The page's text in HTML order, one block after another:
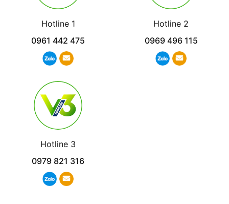
Hotline 1
0961 442 475
Hotline 2
0969 496 115
Hotline 3
0979 821 316